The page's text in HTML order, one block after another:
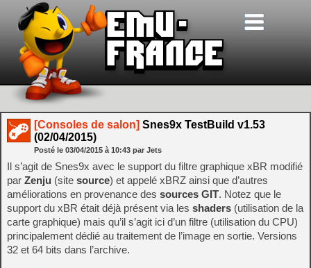
[Consoles de salon] Snes9x TestBuild v1.53
(02/04/2015)
Posté le 03/04/2015 à 10:43 par Jets
Il s’agit de Snes9x avec le support du filtre graphique xBR modifié
par Zenju (site source) et appelé xBRZ ainsi que d’autres
améliorations en provenance des sources GIT. Notez que le
support du xBR était déjà présent via les shaders (utilisation de la
carte graphique) mais qu’il s’agit ici d’un filtre (utilisation du CPU)
principalement dédié au traitement de l’image en sortie. Versions
32 et 64 bits dans l’archive.